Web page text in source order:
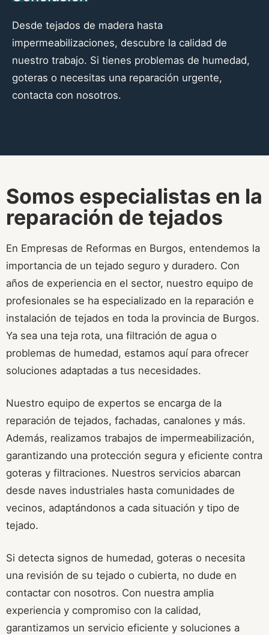
Desde tejados de madera hasta
impermeabilizaciones, descubre la calidad de
nuestro trabajo. Si tienes problemas de humedad,
goteras o necesitas una reparación urgente,
contacta con nosotros.
Somos especialistas en la
reparación de tejados
En Empresas de Reformas en Burgos, entendemos la
importancia de un tejado seguro y duradero. Con
años de experiencia en el sector, nuestro equipo de
profesionales se ha especializado en la reparación e
instalación de tejados en toda la provincia de Burgos.
Ya sea una teja rota, una filtración de agua o
problemas de humedad, estamos aquí para ofrecer
soluciones adaptadas a tus necesidades.
Nuestro equipo de expertos se encarga de la
reparación de tejados, fachadas, canalones y más.
Además, realizamos trabajos de impermeabilización,
garantizando una protección segura y eficiente contra
goteras y filtraciones. Nuestros servicios abarcan
desde naves industriales hasta comunidades de
vecinos, adaptándonos a cada situación y tipo de
tejado.
Si detecta signos de humedad, goteras o necesita
una revisión de su tejado o cubierta, no dude en
contactar con nosotros. Con nuestra amplia
experiencia y compromiso con la calidad,
garantizamos un servicio eficiente y soluciones a